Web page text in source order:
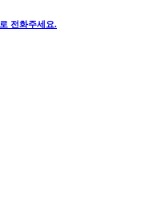
로 전화주세요.